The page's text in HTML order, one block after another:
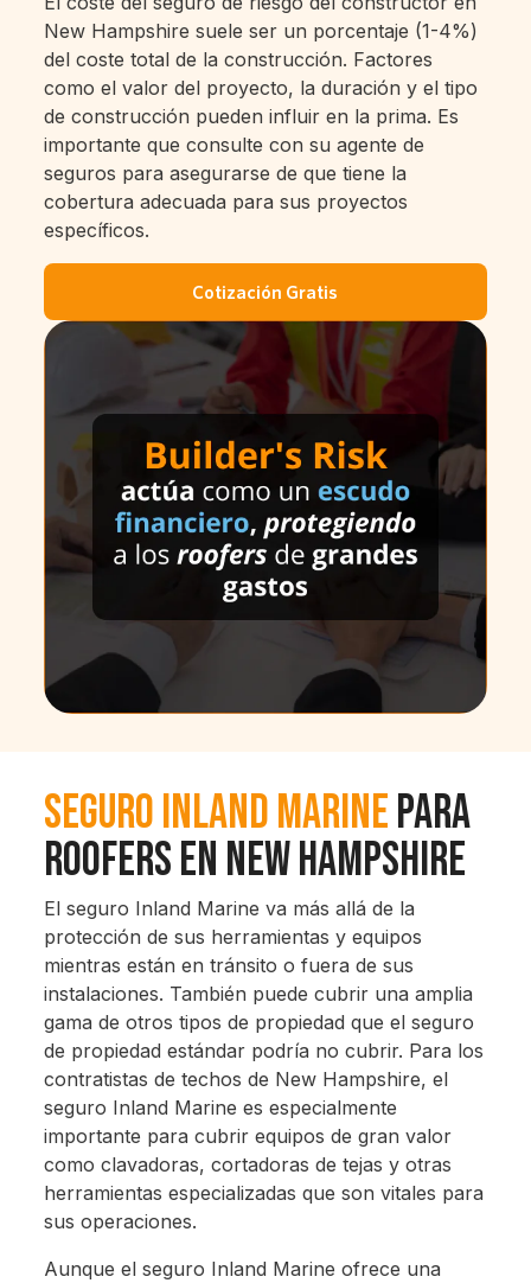
New Hampshire suele ser un porcentaje (1-4%)
del coste total de la construcción. Factores
como el valor del proyecto, la duración y el tipo
de construcción pueden influir en la prima. Es
importante que consulte con su agente de
seguros para asegurarse de que tiene la
cobertura adecuada para sus proyectos
específicos.
Cotización Gratis
Seguro Inland MarinePara
Roofers en New Hampshire
El seguro Inland Marine va más allá de la
protección de sus herramientas y equipos
mientras están en tránsito o fuera de sus
instalaciones. También puede cubrir una amplia
gama de otros tipos de propiedad que el seguro
de propiedad estándar podría no cubrir. Para los
contratistas de techos de New Hampshire, el
seguro Inland Marine es especialmente
importante para cubrir equipos de gran valor
como clavadoras, cortadoras de tejas y otras
herramientas especializadas que son vitales para
sus operaciones.
Aunque el seguro Inland Marine ofrece una